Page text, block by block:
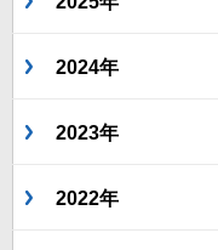
2024年
2023年
2022年